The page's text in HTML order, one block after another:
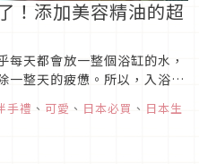
！添加美容精油的超
每天都會放一整個浴缸的水，
一整天的疲憊。所以，入浴劑
可愛，不買不行！
手禮 、 可愛 、 日本必買 、 日本生